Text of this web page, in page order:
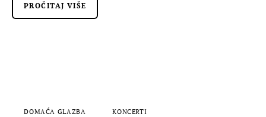
PROČITAJ VIŠE
DOMAĆA GLAZBA KONCERTI